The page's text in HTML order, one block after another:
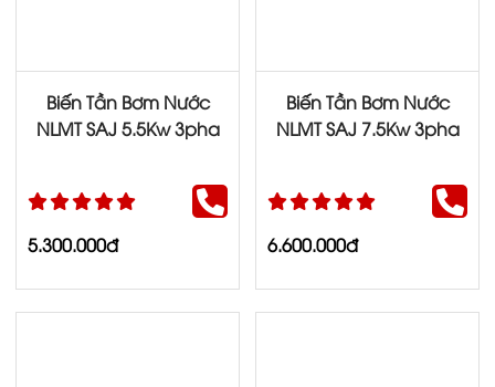
Biến Tần Bơm Nước
NLMT SAJ 5.5Kw 3pha
5.300.000đ
Biến Tần Bơm Nước
NLMT SAJ 7.5Kw 3pha
6.600.000đ